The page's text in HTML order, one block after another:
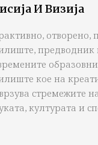
И Визија
отворено,
предводник
кое на
стремежите
културата и